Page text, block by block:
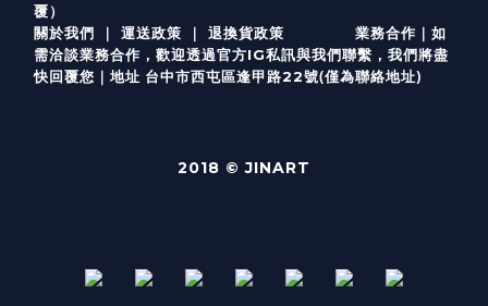
覆）
關於我們 ｜ 運送政策 ｜ 退換貨政策 業務合作｜如
需洽談業務合作，歡迎透過官方IG私訊與我們聯繫，我們將盡
快回覆您｜ 地址 台中市西屯區逢甲路22號(僅為聯絡地址)
2018 © JINART